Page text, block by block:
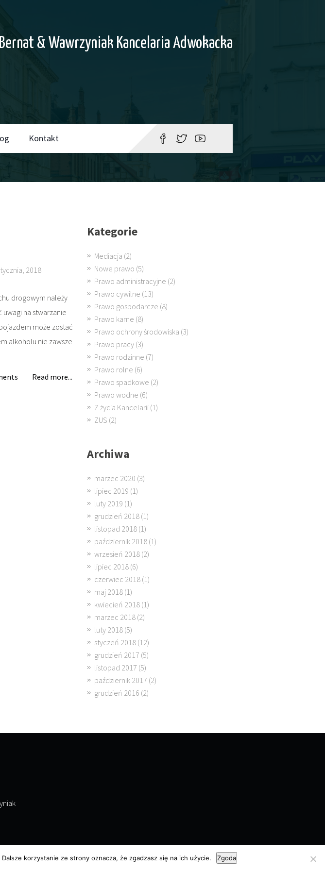
Bernat & Wawrzyniak Kancelaria Adwokacka
Kontakt
2018
drogowym należy
na stwarzanie
może zostać
alkoholu nie zawsze
Read more...
Kategorie
Mediacja (2)
Nowe prawo (5)
Prawo administracyjne (2)
Prawo cywilne (13)
Prawo gospodarcze (8)
Prawo karne (8)
Prawo ochrony środowiska (3)
Prawo pracy (3)
Prawo rodzinne (7)
Prawo rolne (6)
Prawo spadkowe (2)
Prawo wodne (6)
Z życia Kancelarii (1)
ZUS (2)
Archiwa
marzec 2020 (3)
lipiec 2019 (1)
luty 2019 (1)
grudzień 2018 (1)
listopad 2018 (1)
październik 2018 (1)
wrzesień 2018 (2)
lipiec 2018 (6)
czerwiec 2018 (1)
maj 2018 (1)
kwiecień 2018 (1)
marzec 2018 (2)
luty 2018 (5)
styczeń 2018 (12)
grudzień 2017 (5)
listopad 2017 (5)
październik 2017 (2)
grudzień 2016 (2)
korzystanie ze strony oznacza, że zgadzasz się na ich użycie. Zgoda